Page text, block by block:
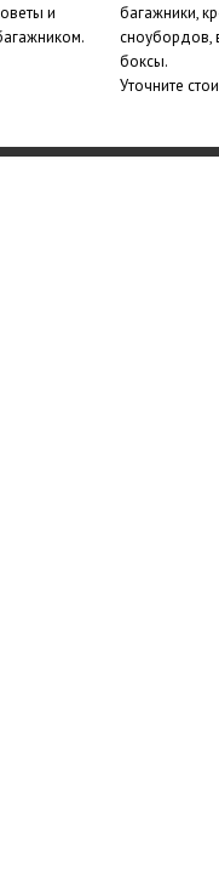
и
багажники,
сноубордов,
боксы.
Уточните